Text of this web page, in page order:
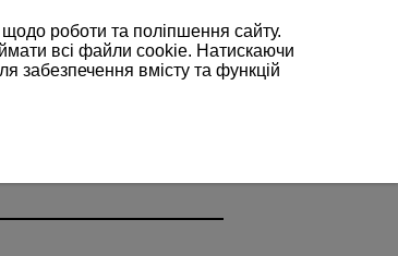
роботи та поліпшення сайту.
всі файли cookie. Натискаючи
забезпечення вмісту та функцій